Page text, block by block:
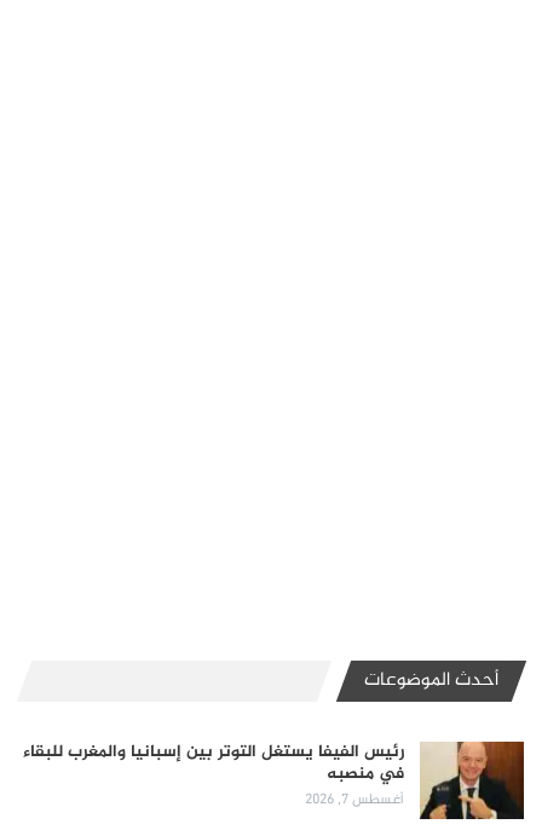
أحدث الموضوعات
رئيس الفيفا يستغل التوتر بين إسبانيا والمغرب للبقاء
في منصبه
أغسطس 7, 2026